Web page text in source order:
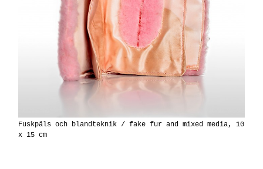
Fuskpäls och blandteknik / fake fur and mixed media, 10
x 15 cm